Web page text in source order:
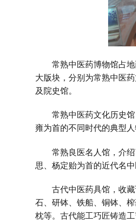
常熟中医药博物馆占
大版块，分别为常熟中医
及院史馆。
常熟中医药文化历史
雍为首的不同时代的典型
常熟良医名人馆，介
思、杨定贻为首的近代名
古代中医药具馆，收
石、研钵、铁船、铜钵、
枕等。古代能工巧匠铸造